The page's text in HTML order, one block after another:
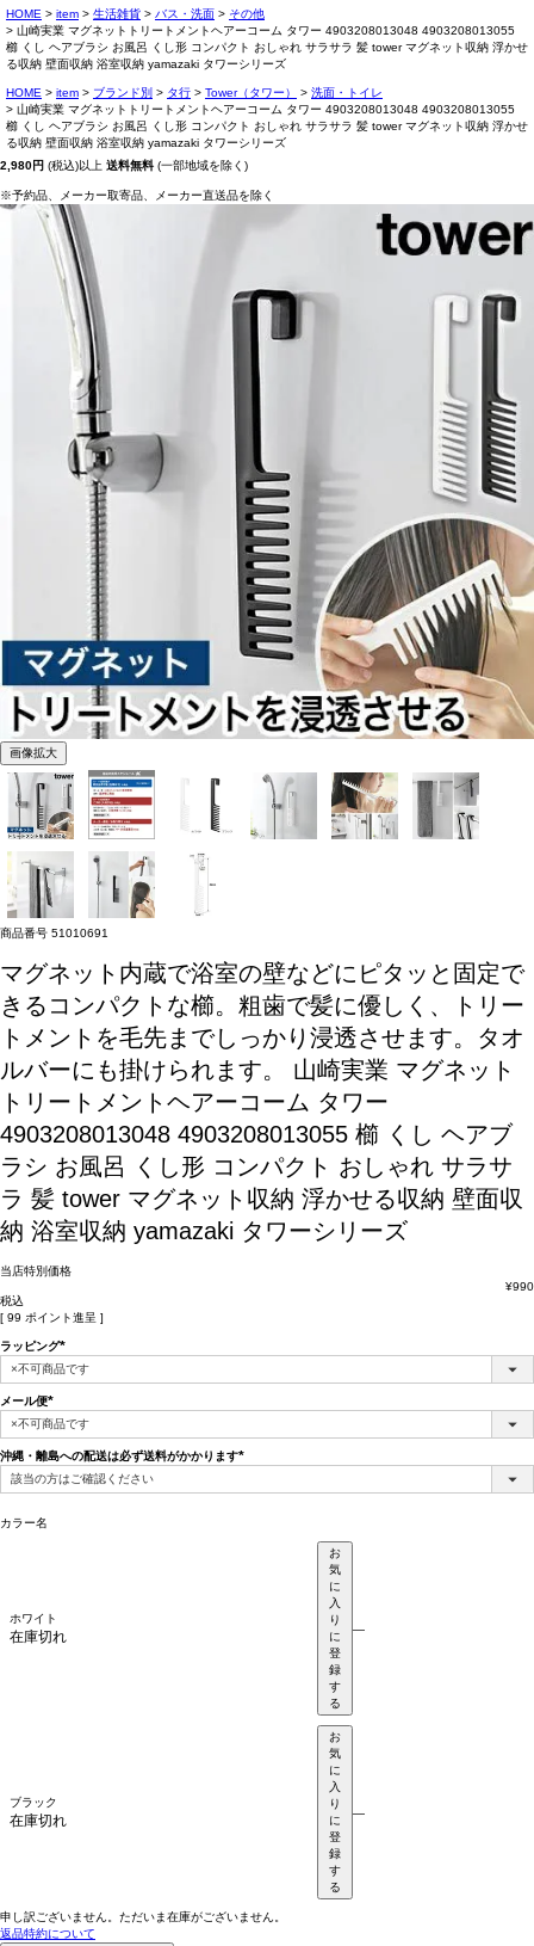
HOME item 生活雑貨 バス・洗面
その他
山崎実業 マグネットトリートメントヘアーコーム タワー 4903208013048 4903208013055
櫛 くし ヘアブラシ お風呂 くし形 コンパクト おしゃれ サラサラ 髪 tower マグネット収納 浮かせ
る収納 壁面収納 浴室収納 yamazaki タワーシリーズ
HOME item ブランド別 タ行 Tower（タワー）
洗面・トイレ
山崎実業 マグネットトリートメントヘアーコーム タワー 4903208013048 4903208013055
櫛 くし ヘアブラシ お風呂 くし形 コンパクト おしゃれ サラサラ 髪 tower マグネット収納 浮かせ
る収納 壁面収納 浴室収納 yamazaki タワーシリーズ
2,980円 (税込)以上 送料無料 (一部地域を除く)
※予約品、メーカー取寄品、メーカー直送品を除く
画像拡大
商品番号 51010691
マグネット内蔵で浴室の壁などにピタッと固定で
きるコンパクトな櫛。粗歯で髪に優しく、トリー
トメントを毛先までしっかり浸透させます。タオ
ルバーにも掛けられます。
山崎実業 マグネット
トリートメントヘアーコーム タワー
4903208013048 4903208013055 櫛 くし ヘアブ
ラシ お風呂 くし形 コンパクト おしゃれ サラサ
ラ 髪 tower マグネット収納 浮かせる収納 壁面収
納 浴室収納 yamazaki タワーシリーズ
当店特別価格
¥990
税込
[ 99 ポイント進呈 ]
ラッピング
(必
須)
メール便
(必
須)
沖縄・離島への配送は必ず送料がかかります
須)
カラー名
ホワイト
在庫切れ
お
気
に
入
り
に
登
録
す
る
—
ブラック
在庫切れ
お
気
に
入
り
に
登
録
す
る
—
申し訳ございません。ただいま在庫がございません。
返品特約について